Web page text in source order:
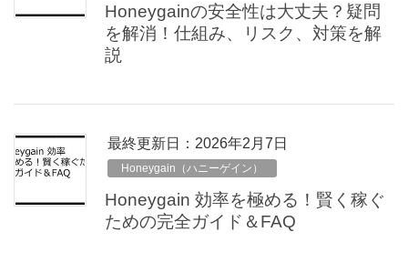
Honeygainの安全性は大丈夫？疑問
を解消！仕組み、リスク、対策を解
説
最終更新日：2026年2月7日
Honeygain（ハニーゲイン）
Honeygain 効率を極める！賢く稼ぐ
ための完全ガイド＆FAQ